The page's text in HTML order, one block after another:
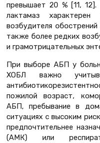
превышает 20 % [11,
лактамаз
возбудителя
также более редких
и грамотрицательных
При выборе АБП у
ХОБЛ важно
пожилой возраст,
АБП, пребывание в
ситуациях с высоким
предпочтительнее
(АМК) или